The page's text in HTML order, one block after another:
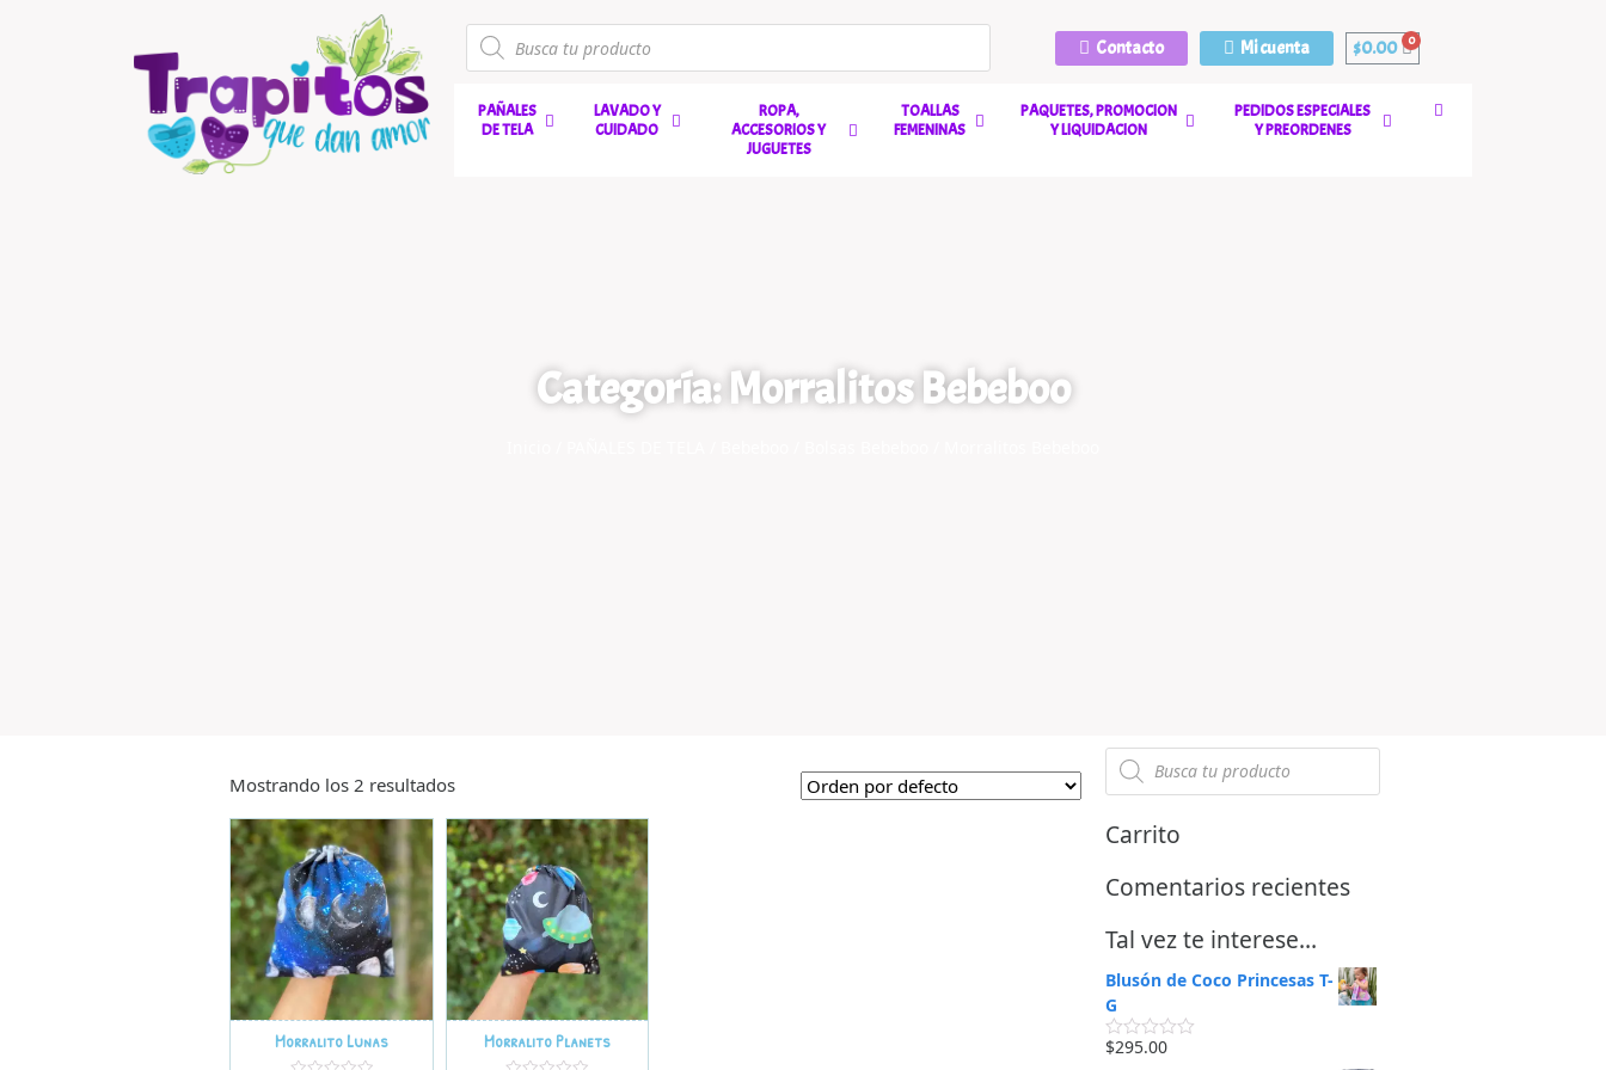
Contacto Mi cuenta $0.00
PAÑALES
DE TELA
LAVADO Y
CUIDADO
ROPA,
ACCESORIOS Y
JUGUETES
TOALLAS
FEMENINAS
PAQUETES, PROMOCION
Y LIQUIDACION
PEDIDOS ESPECIALES
Y PREORDENES
Categoría: Morralitos Bebeboo
Mostrando los 2 resultados
Morralito Lunas Morralito Planets
Carrito
Comentarios recientes
Tal vez te interese…
Blusón de Coco Princesas T-
G
V
$295.00